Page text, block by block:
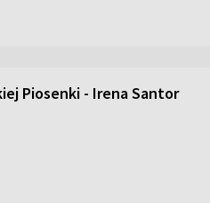
Piosenki - Irena Santor